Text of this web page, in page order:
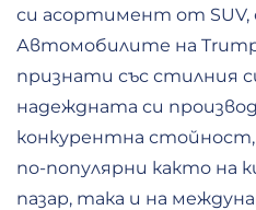
си асортимент от SUV,
Автомобилите на
признати със стилния
надеждната си
конкурентна стойност,
по-популярни както на
пазар, така и на